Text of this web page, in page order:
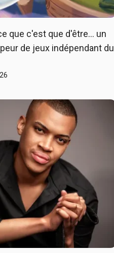
que c'est que d'être… un
de jeux indépendant du